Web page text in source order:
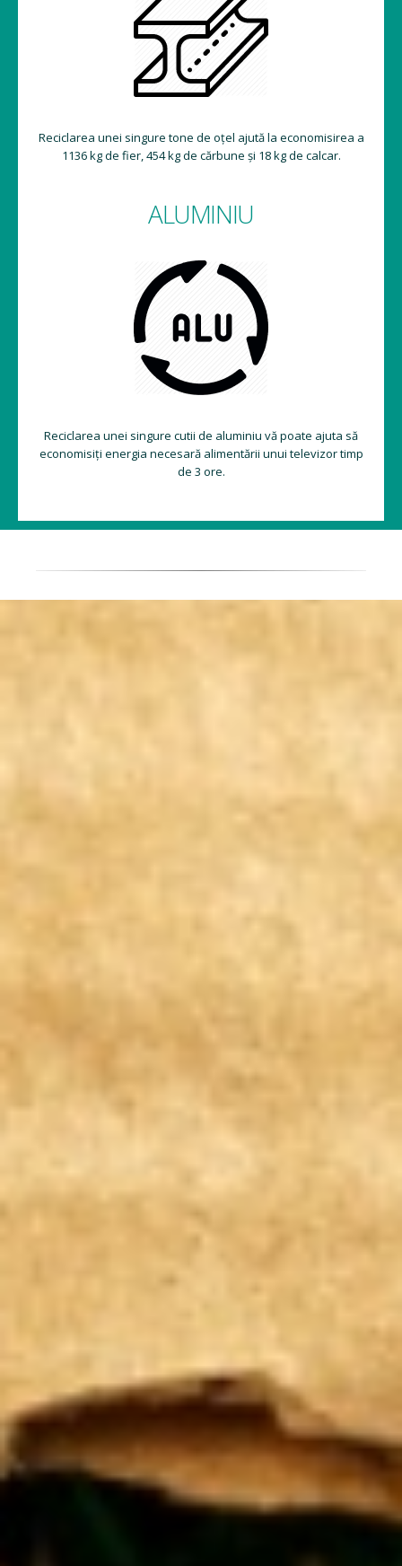
Reciclarea unei singure tone de oțel ajută la economisirea a
1136 kg de fier, 454 kg de cărbune și 18 kg de calcar.
ALUMINIU
Reciclarea unei singure cutii de aluminiu vă poate ajuta să
economisiți energia necesară alimentării unui televizor timp
de 3 ore.